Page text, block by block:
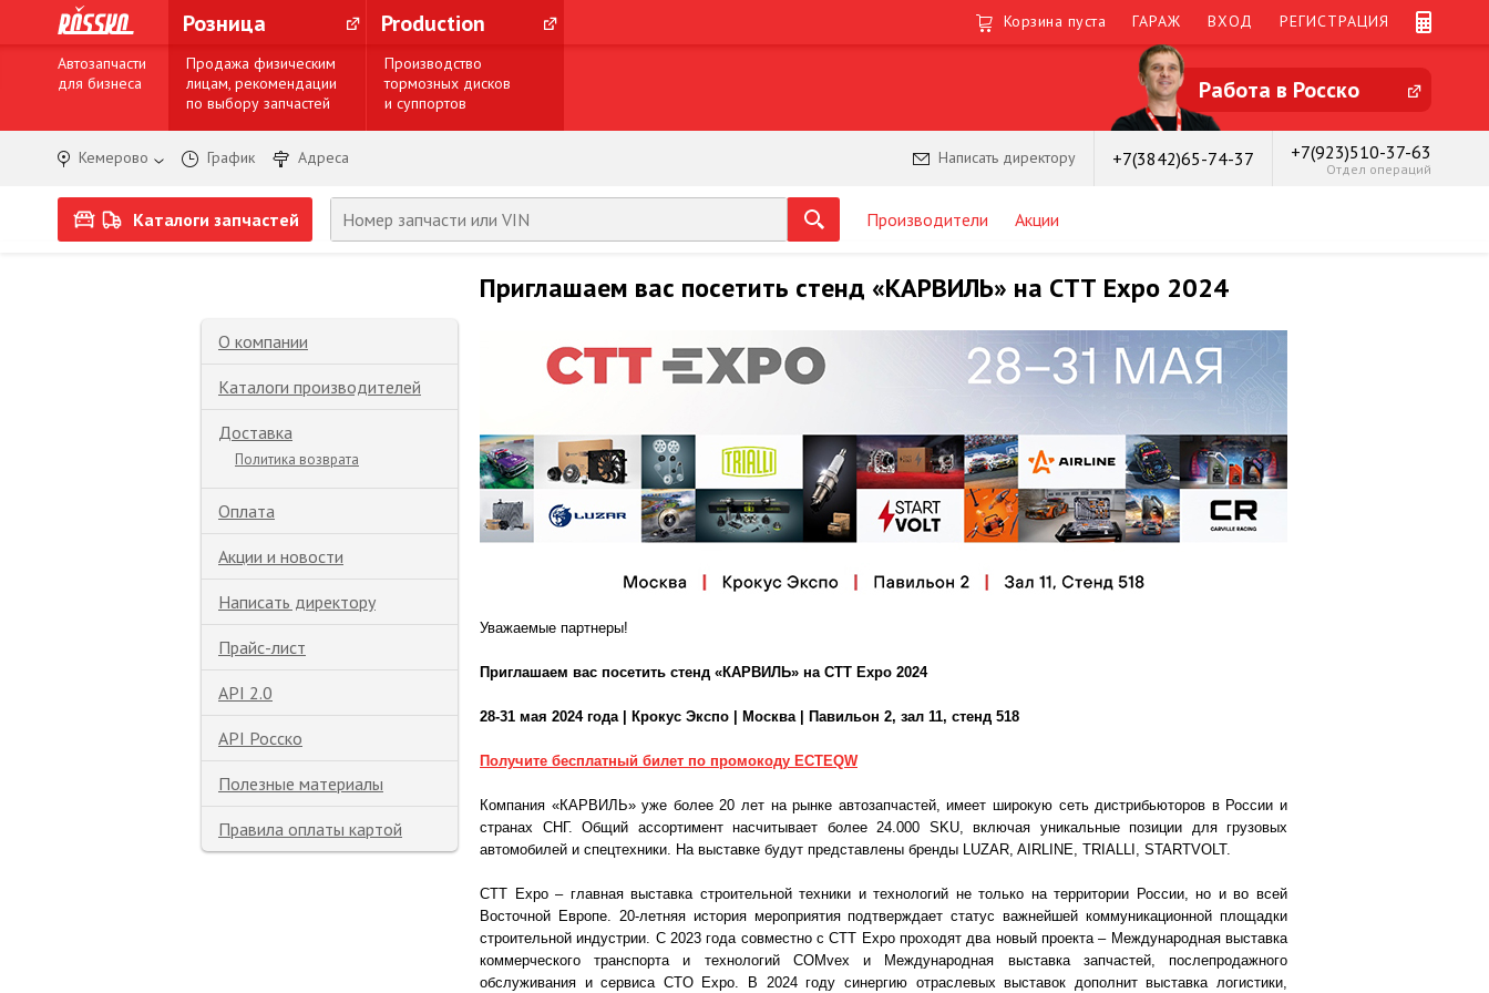
Розница Production Корзина пуста ГАРАЖ ВХОД РЕГИСТРАЦИЯ
Автозапчасти
для бизнеса
Продажа физическим
лицам, рекомендации
по выбору запчастей
Производство
тормозных дисков
и суппортов
Работа в Росско
Кемерово График Адреса Написать директору +7(3842)65-74-37 +7(923)510-37-63
Отдел операций
Каталоги запчастей Производители Акции
О компании
Каталоги производителей
Доставка
Политика возврата
Оплата
Акции и новости
Написать директору
Прайс-лист
API 2.0
API Росско
Полезные материалы
Правила оплаты картой
Приглашаем вас посетить стенд «КАРВИЛЬ» на СТТ Expo 2024
Уважаемые партнеры!
Приглашаем вас посетить стенд «КАРВИЛЬ» на СТТ Expo 2024
28-31 мая 2024 года | Крокус Экспо | Москва | Павильон 2, зал 11, стенд 518
Получите бесплатный билет по промокоду ECTEQW
Компания «КАРВИЛЬ» уже более 20 лет на рынке автозапчастей, имеет широкую сеть дистрибьюторов в России и
странах СНГ. Общий ассортимент насчитывает более 24.000 SKU, включая уникальные позиции для грузовых
автомобилей и спецтехники. На выставке будут представлены бренды LUZAR, AIRLINE, TRIALLI, STARTVOLT.
СТТ Expo – главная выставка строительной техники и технологий не только на территории России, но и во всей
Восточной Европе. 20-летняя история мероприятия подтверждает статус важнейшей коммуникационной площадки
строительной индустрии. С 2023 года совместно с СТТ Expo проходят два новый проекта – Международная выставка
коммерческого транспорта и технологий COMvex и Международная выставка запчастей, послепродажного
обслуживания и сервиса СTO Expo. В 2024 году синергию отраслевых выставок дополнит выставка логистики,